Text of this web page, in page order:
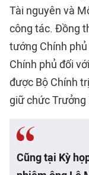
Tài nguyên và
công tác. Đồng
tướng Chính
Chính phủ đối
được Bộ Chính
giữ chức Trưởng
Cũng tại Kỳ